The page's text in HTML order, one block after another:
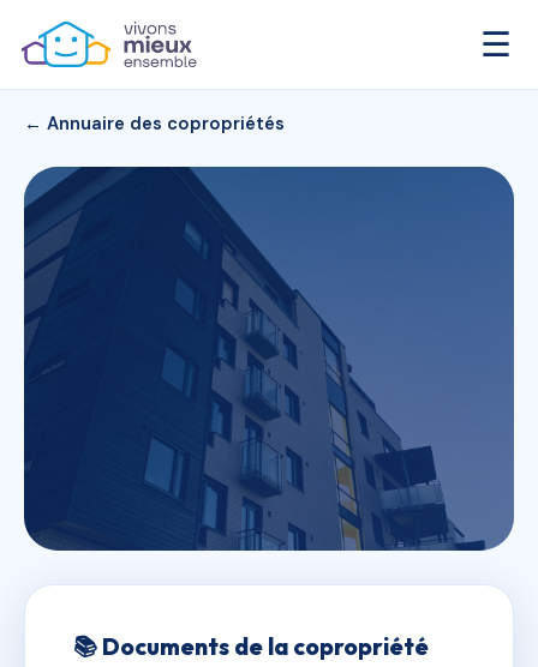
☰
← Annuaire des copropriétés
Résidence 7 quai de Bacalan
📚 Documents de la copropriété